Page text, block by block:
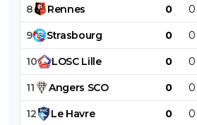
8 Rennes 0 0
9 Strasbourg 0 0
10 LOSC Lille 0 0
11 Angers SCO 0 0
12 Le Havre 0 0